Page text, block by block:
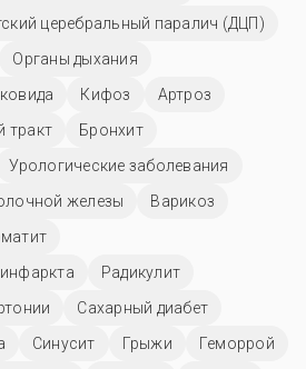
церебральный паралич (ДЦП)
Органы дыхания
Кифоз
Артроз
тракт
Бронхит
Урологические заболевания
железы
Варикоз
Радикулит
Сахарный диабет
Синусит Грыжи
Геморрой